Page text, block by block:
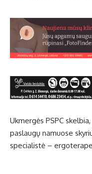
Ukmergės PSPC
paslaugų namuose
specialistė –